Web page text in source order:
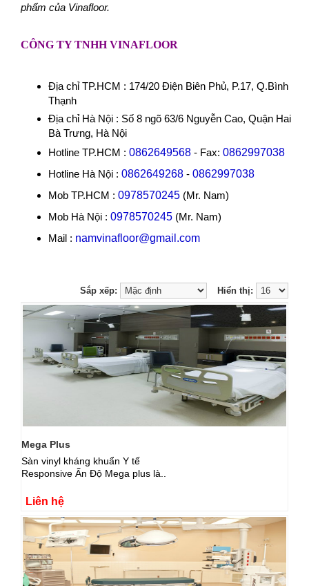
phẩm của Vinafloor.
CÔNG TY TNHH VINAFLOOR
Địa chỉ TP.HCM : 174/20 Điện Biên Phủ, P.17, Q.Bình
Thạnh
Địa chỉ Hà Nội : Số 8 ngõ 63/6 Nguyễn Cao, Quận Hai
Bà Trưng, Hà Nội
Hotline TP.HCM : 0862649568 - Fax: 0862997038
Hotline Hà Nội : 0862649268 - 0862997038
Mob TP.HCM : 0978570245 (Mr. Nam)
Mob Hà Nội : 0978570245 (Mr. Nam)
Mail : namvinafloor@gmail.com
Hiển thị:
Sắp xếp:
Mega Plus
Sàn vinyl kháng khuẩn Y tế
Responsive Ấn Độ Mega plus là..
Liên hệ